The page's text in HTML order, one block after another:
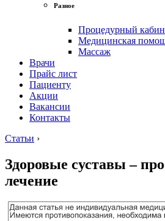
Разное
Процедурный
Медицинская
Массаж
Врачи
Прайс лист
Пациенту
Акции
Вакансии
Контакты
Статьи ›
Здоровые суставы –
лечение